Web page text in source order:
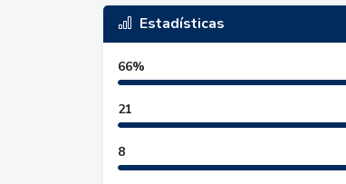
Estadísticas
66%
21
8